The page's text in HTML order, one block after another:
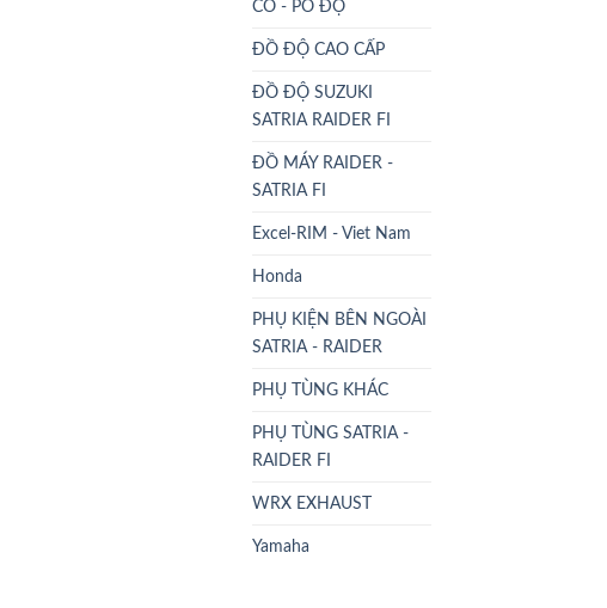
CỔ - PÔ ĐỘ
ĐỒ ĐỘ CAO CẤP
ĐỒ ĐỘ SUZUKI
SATRIA RAIDER FI
ĐỒ MÁY RAIDER -
SATRIA FI
Excel-RIM - Viet Nam
Honda
PHỤ KIỆN BÊN NGOÀI
SATRIA - RAIDER
PHỤ TÙNG KHÁC
PHỤ TÙNG SATRIA -
RAIDER FI
WRX EXHAUST
Yamaha